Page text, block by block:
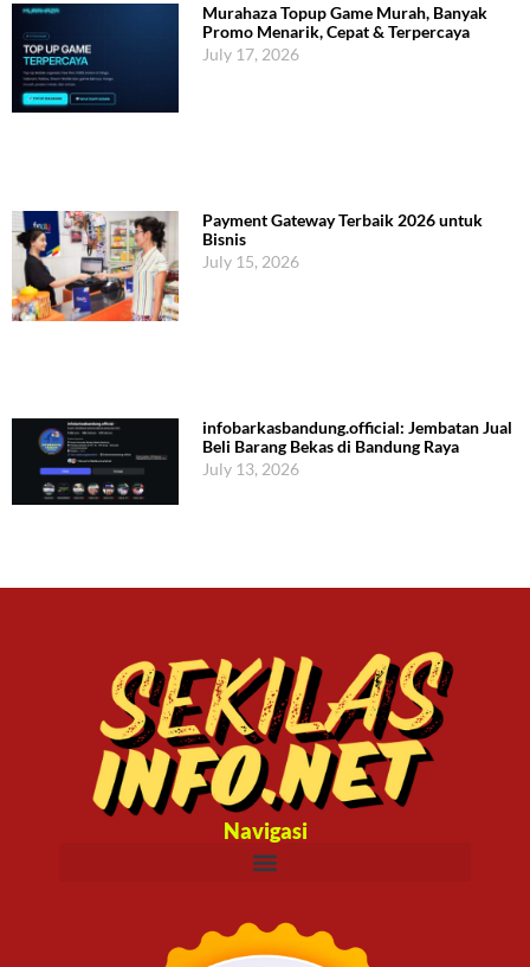
Murahaza Topup Game Murah, Banyak
Promo Menarik, Cepat & Terpercaya
July 17, 2026
Payment Gateway Terbaik 2026 untuk
Bisnis
July 15, 2026
infobarkasbandung.official: Jembatan Jual
Beli Barang Bekas di Bandung Raya
July 13, 2026
Navigasi